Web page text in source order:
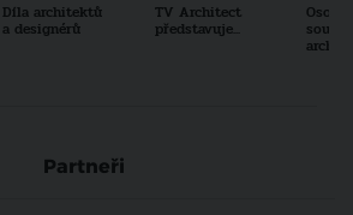
Díla architektů
a designérů
TV Architect
představuje...
Partneři